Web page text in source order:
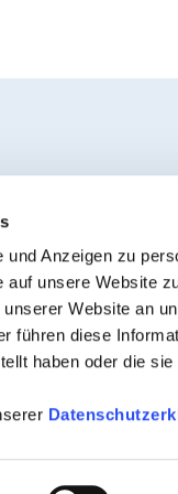
Anzeigen zu
auf unsere Website
Website an
führen diese
haben oder die
©